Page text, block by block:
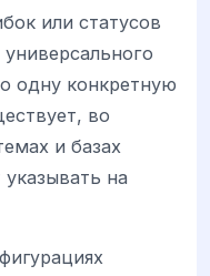
или статусов
одну конкретную
во
и базах
на